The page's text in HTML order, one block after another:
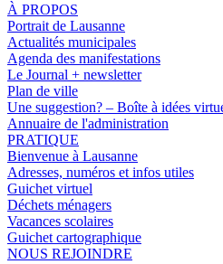
À PROPOS
Portrait de Lausanne
Actualités municipales
Agenda des manifestations
Le Journal + newsletter
Plan de ville
Une suggestion? – Boîte à idées
Annuaire de l'administration
PRATIQUE
Bienvenue à Lausanne
Adresses, numéros et infos utiles
Guichet virtuel
Déchets ménagers
Vacances scolaires
Guichet cartographique
NOUS REJOINDRE